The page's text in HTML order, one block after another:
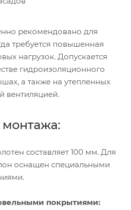
рекомендовано для
требуется повышенная
нагрузок. Допускается
гидроизоляционного
а также на утепленных
вентиляцией.
составляет 100 мм. Для
оснащен специальными
покрытиями: